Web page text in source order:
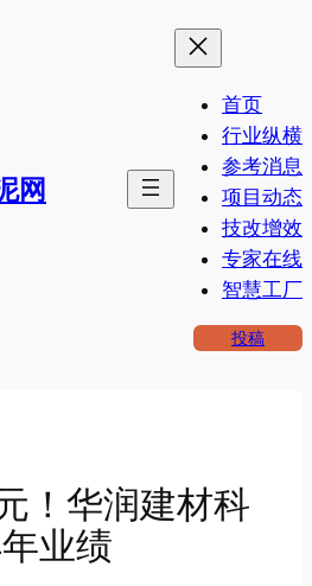
网
首页
行业纵横
参考消息
项目动态
技改增效
专家在线
智慧工厂
投稿
！华润建材科
业绩